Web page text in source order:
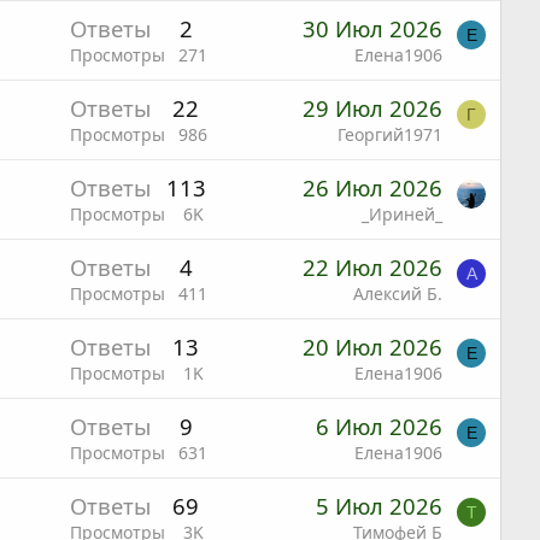
Ответы 2
Просмотры 271
30 Июл 2026
Елена1906
Е
Ответы 22
Просмотры 986
29 Июл 2026
Георгий1971
Г
Ответы 113
Просмотры 6K
26 Июл 2026
_Ириней_
Ответы 4
Просмотры 411
22 Июл 2026
Алексий Б.
А
Ответы 13
Просмотры 1K
20 Июл 2026
Елена1906
Е
Ответы 9
Просмотры 631
6 Июл 2026
Елена1906
Е
Ответы 69
Просмотры 3K
5 Июл 2026
Тимофей Б
Т